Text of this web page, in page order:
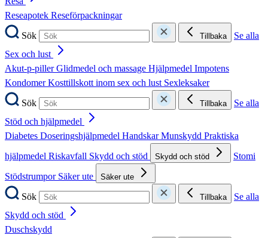
Reseapotek Reseförpackningar
Sök
Tillbaka
Se alla
Sex och lust
Akut-p-pillerGlidmedel och massage Hjälpmedel Impotens
KondomerKosttillskott inom sex och lust Sexleksaker
Sök
Tillbaka
Se alla
Stöd och hjälpmedel
Diabetes Doseringshjälpmedel HandskarMunskydd Praktiska
hjälpmedel Riskavfall Skydd och stöd Skydd och stöd
Stomi
Stödstrumpor Säker ute Säker ute
Sök Tillbaka
Se alla
Skydd och stöd
Duschskydd